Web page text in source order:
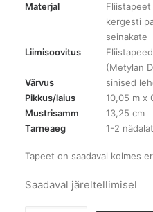
Materjal
kergesti
seinakate
Liimisoovitus
(Metylan
Värvus
sinised
Pikkus/laius
10,05 m x
Mustrisamm
13,25 cm
Tarneaeg
1-2 nädalat
Tapeet on saadaval kolmes
Saadaval järeltellimisel